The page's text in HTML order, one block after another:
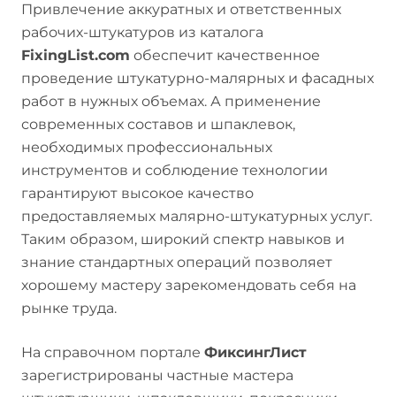
Привлечение аккуратных и ответственных
рабочих-штукатуров из каталога
FixingList.com обеспечит качественное
проведение штукатурно-малярных и фасадных
работ в нужных объемах. А применение
современных составов и шпаклевок,
необходимых профессиональных
инструментов и соблюдение технологии
гарантируют высокое качество
предоставляемых малярно-штукатурных услуг.
Таким образом, широкий спектр навыков и
знание стандартных операций позволяет
хорошему мастеру зарекомендовать себя на
рынке труда.
На справочном портале ФиксингЛист
зарегистрированы частные мастера